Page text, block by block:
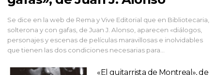
Se dice en la web de Rema y Vive Editorial que en Bibliotecaria,
solterona y con gafas, de Juan J. Alonso, aparecen «diálogos,
personajes y escenas de películas maravillosas e inolvidables
que tienen las dos condiciones necesarias para…
«El guitarrista de Montreal», de